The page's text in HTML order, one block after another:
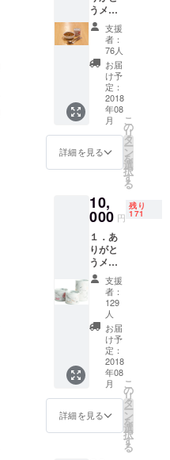
がいただく
お肉は、ま
ぎれもなく
山の恵みで
あり、その
地域の資源
だと考えて
います。
私たちは、
の〈恵み〉
が適切に処
理され、安
心・安全に
美味しく召
し上がって
もらうため
のお手伝い
をしていま
毎日の食事
きます。」
うメー
ル ２．
おおち
山くじ
ら缶詰
製造加
工場
（旧乙
原保育
所）
で、美
郷のお
かあ
ちゃん
ひとつ
づつ手
作りで
作った
イノシ
シの缶
詰 ひ
とつ
（スパ
イス煮
込か
ビール
煮込）
支援
者：
76人
お届
け予
定：
2018
年08
月
詳細を見る
こ
の
リ
タ
ー
ン
を
選
択
す
る
10,
000 円
残り
171
１．あ
りがと
うメー
ル ２．
おおち
山くじ
ら缶詰
製造加
工場
（旧乙
原保育
所）
で、美
郷のお
かあ
支援
者：
129
人
お届
け予
定：
2018
年08
月
詳細を見る
こ
の
リ
タ
ー
ン
を
選
択
す
る